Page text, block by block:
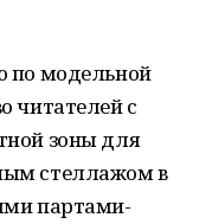
по модельной
читателей с
зоны для
стеллажом в
партами-